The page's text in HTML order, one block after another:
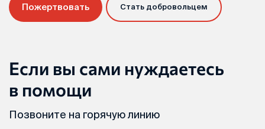
Пожертвовать Стать добровольцем
Если вы сами нуждаетесь
в помощи
Позвоните на горячую линию